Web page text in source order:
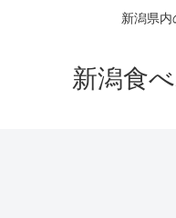
新潟県内
新潟食